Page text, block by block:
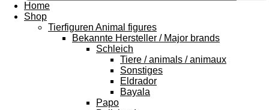
Home
Shop
Tierfiguren Animal figures
Bekannte Hersteller / Major brands
Schleich
Tiere / animals / animaux
Sonstiges
Eldrador
Bayala
Papo